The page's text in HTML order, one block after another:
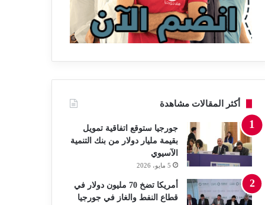
أكثر المقالات مشاهدة
جورجيا ستوقع اتفاقية تمويل
بقيمة مليار دولار من بنك التنمية
الآسيوي
5 مايو، 2026
أمريكا تضخ 70 مليون دولار في
قطاع النفط والغاز في جورجيا